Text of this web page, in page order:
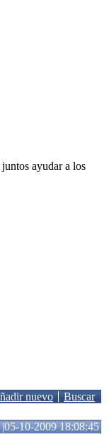
ayudar a los
nuevo
Buscar
|05-10-2009 18:08:45